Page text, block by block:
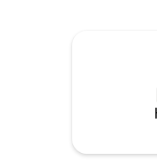
рустикални
крачки от
пълна с
котки и